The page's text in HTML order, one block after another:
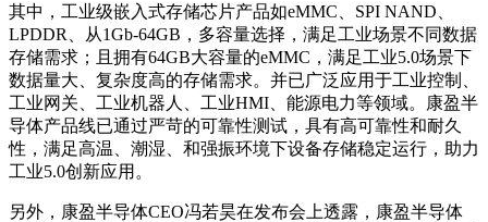
其中，工业级嵌入式存储芯片产品如eMMC、SPI NAND、
LPDDR、从1Gb-64GB，多容量选择，满足工业场景不同数据
存储需求；且拥有64GB大容量的eMMC，满足工业5.0场景下
数据量大、复杂度高的存储需求。并已广泛应用于工业控制、
工业网关、工业机器人、工业HMI、能源电力等领域。康盈半
导体产品线已通过严苛的可靠性测试，具有高可靠性和耐久
性，满足高温、潮湿、和强振环境下设备存储稳定运行，助力
工业5.0创新应用。
另外，康盈半导体CEO冯若昊在发布会上透露，康盈半导体